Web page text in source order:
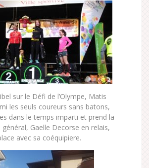
sur le Défi de l’Olympe, Matis
les seuls coureurs sans batons,
dans le temps imparti et prend la
Gaelle Decorse en relais,
avec sa coéquipiere.